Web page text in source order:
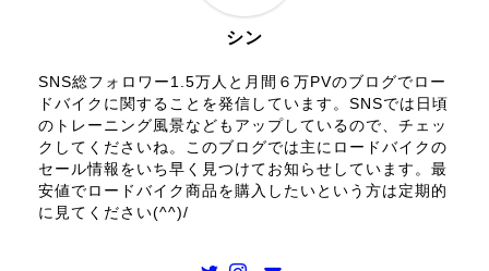
シン
SNS総フォロワー1.5万人と月間６万PVのブログでロー
ドバイクに関することを発信しています。SNSでは日頃
のトレーニング風景などもアップしているので、チェッ
クしてくださいね。このブログでは主にロードバイクの
セール情報をいち早く見つけてお知らせしています。最
安値でロードバイク商品を購入したいという方は定期的
に見てください(^^)/